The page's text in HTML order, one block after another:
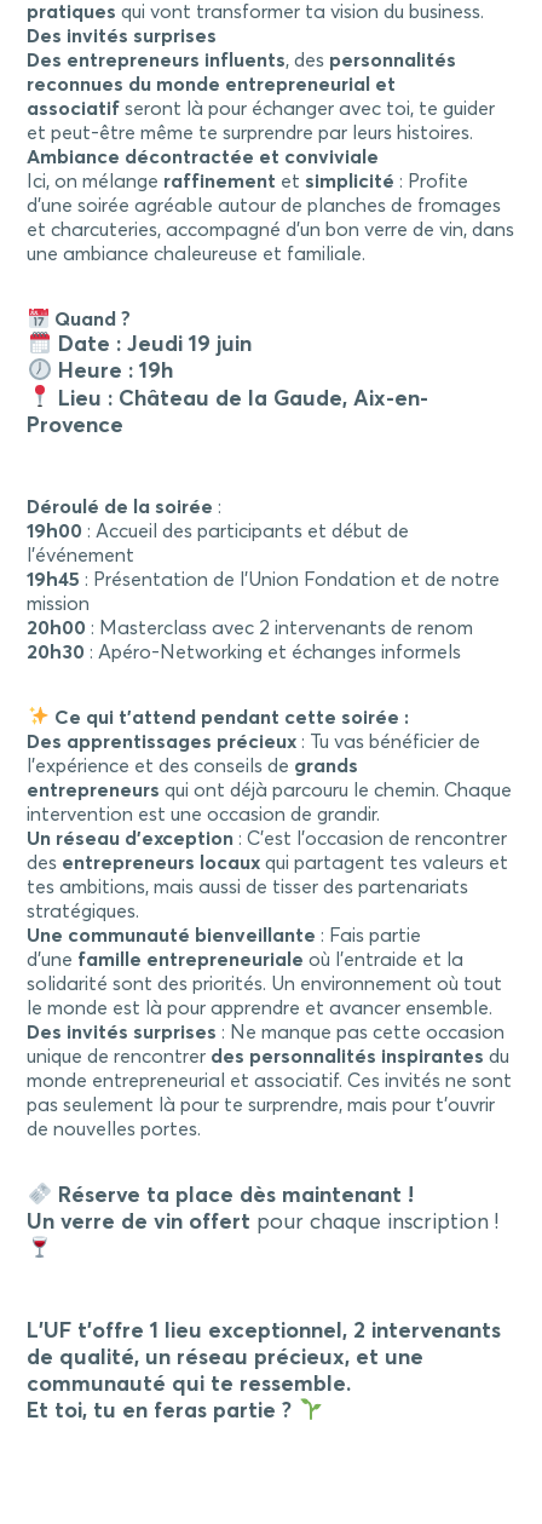
pratiques qui vont transformer ta vision du business.
Des invités surprises
Des entrepreneurs influents, des personnalités
reconnues du monde entrepreneurial et
associatif seront là pour échanger avec toi, te guider
et peut-être même te surprendre par leurs histoires.
Ambiance décontractée et conviviale
Ici, on mélange raffinement et simplicité : Profite
d’une soirée agréable autour de planches de fromages
et charcuteries, accompagné d’un bon verre de vin, dans
une ambiance chaleureuse et familiale.
Quand ?
Date : Jeudi 19 juin
Heure : 19h
Lieu : Château de la Gaude, Aix-en-
Provence
Déroulé de la soirée :
19h00 : Accueil des participants et début de
l’événement
19h45 : Présentation de l’Union Fondation et de notre
mission
20h00 : Masterclass avec 2 intervenants de renom
20h30 : Apéro-Networking et échanges informels
Ce qui t’attend pendant cette soirée :
Des apprentissages précieux : Tu vas bénéficier de
l’expérience et des conseils de grands
entrepreneurs qui ont déjà parcouru le chemin. Chaque
intervention est une occasion de grandir.
Un réseau d’exception : C’est l’occasion de rencontrer
des entrepreneurs locaux qui partagent tes valeurs et
tes ambitions, mais aussi de tisser des partenariats
stratégiques.
Une communauté bienveillante : Fais partie
d’une famille entrepreneuriale où l’entraide et la
solidarité sont des priorités. Un environnement où tout
le monde est là pour apprendre et avancer ensemble.
Des invités surprises : Ne manque pas cette occasion
unique de rencontrer des personnalités inspirantes du
monde entrepreneurial et associatif. Ces invités ne sont
pas seulement là pour te surprendre, mais pour t’ouvrir
de nouvelles portes.
Réserve ta place dès maintenant !
Un verre de vin offert pour chaque inscription !
L’UF t’offre 1 lieu exceptionnel, 2 intervenants
de qualité, un réseau précieux, et une
communauté qui te ressemble.
Et toi, tu en feras partie ?